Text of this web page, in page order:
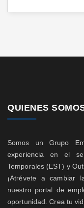
QUIENES
Somos un Grupo
experiencia en el
Temporales (EST) y
¡Atrévete a cambiar
nuestro portal de
oportunidad. Crea tu